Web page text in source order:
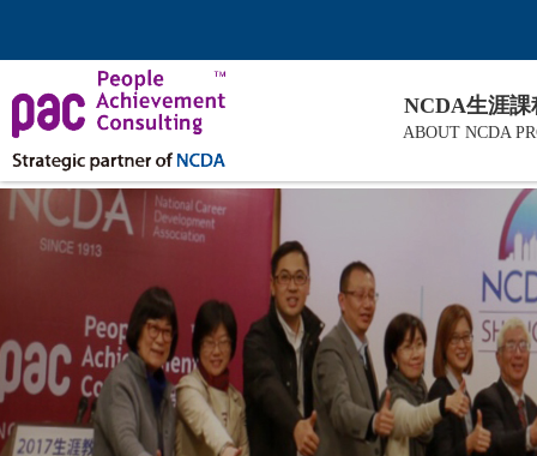
NCDA生涯課
ABOUT NCDA